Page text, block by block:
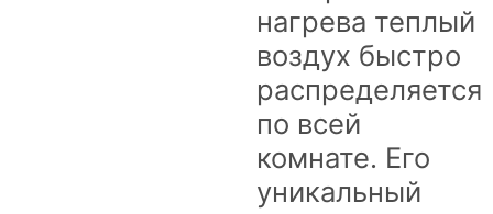
нагрева теплый
воздух быстро
распределяется
по всей
комнате. Его
уникальный